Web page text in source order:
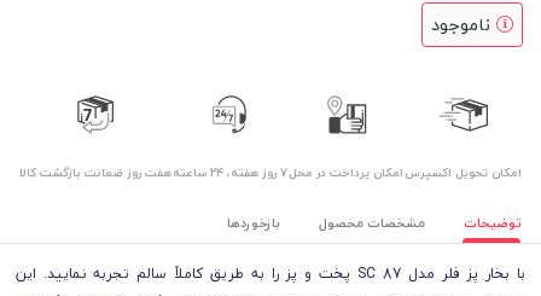
ناموجود
اﻣﮑﺎن ﺗﺤﻮﯾﻞ اﮐﺴﭙﺮسامکان پرداخت در محل۷ روز ﻫﻔﺘﻪ، ۲۴ ﺳﺎﻋﺘﻪ هفت روز ضمانت بازگشت کالا
توضیحات مشخصات محصول بازخوردها
با بخار پز فلر مدل SC 87 پخت و پز را به طریق کاملاً سالم تجربه نمایید. این